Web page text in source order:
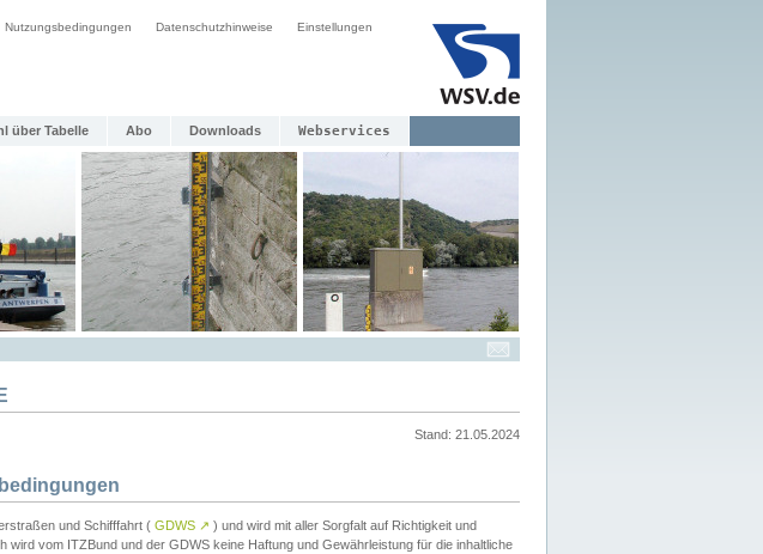
Nutzungsbedingungen Datenschutzhinweise Einstellungen
über Tabelle Abo Downloads Webservices
Stand: 21.05.2024
und Schifffahrt ( GDWS ↗ ) und wird mit aller Sorgfalt auf Richtigkeit und
vom ITZBund und der GDWS keine Haftung und Gewährleistung für die inhaltliche